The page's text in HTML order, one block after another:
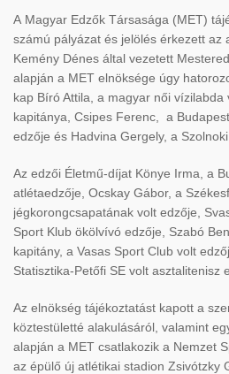
A Magyar Edzők Társasága (MET)
számú pályázat és jelölés érkezett az
Kemény Dénes által vezetett
alapján a MET elnöksége úgy
kap Bíró Attila, a magyar női vízilabda
kapitánya, Csipes Ferenc, a
edzője és Hadvina Gergely, a
Az edzői Életmű-díjat Könye Irma, a
atlétaedzője, Ocskay Gábor, a
jégkorongcsapatának volt edzője,
Sport Klub ökölvívó edzője, Szabó
kapitány, a Vasas Sport Club volt
Statisztika-Petőfi SE volt asztalitenisz
Az elnökség tájékoztatást kapott a
köztestületté alakulásáról, valamint
alapján a MET csatlakozik a Nemzet
az épülő új atlétikai stadion Zsivótzky